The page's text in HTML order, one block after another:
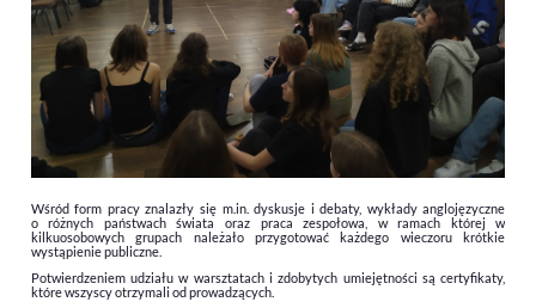
Wśród form pracy znalazły się m.in. dyskusje i debaty, wykłady anglojęzyczne
o różnych państwach świata oraz praca zespołowa, w ramach której w
kilkuosobowych grupach należało przygotować każdego wieczoru krótkie
wystąpienie publiczne.
Potwierdzeniem udziału w warsztatach i zdobytych umiejętności są certyfikaty,
które wszyscy otrzymali od prowadzących.